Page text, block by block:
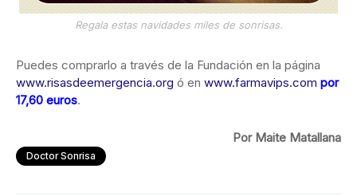
Regala estas navidades miles de sonrisas.
Puedes comprarlo a través de la Fundación en la página
www.risasdeemergencia.org ó en www.farmavips.com por
17,60 euros.
Por Maite Matallana
Doctor Sonrisa